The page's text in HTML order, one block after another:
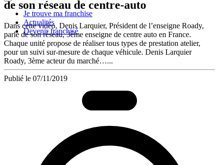
Je trouve ma franchise
Actualités
Devenir franchisé
de son réseau de centre-auto
Dans cette vidéo, Denis Larquier, Président de l’enseigne Roady,
parle de son réseau, 3ème enseigne de centre auto en France.
Chaque unité propose de réaliser tous types de prestation atelier,
pour un suivi sur-mesure de chaque véhicule. Denis Larquier
Roady, 3ème acteur du marché…...
Publié le 07/11/2019